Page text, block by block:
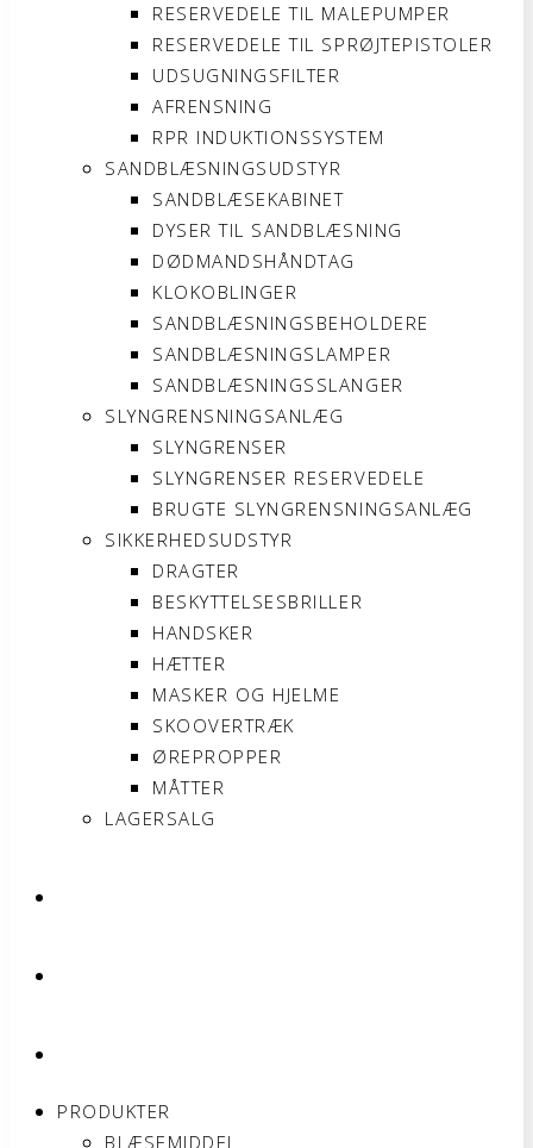
RESERVEDELE TIL MALEPUMPER
RESERVEDELE TIL SPRØJTEPISTOLER
UDSUGNINGSFILTER
AFRENSNING
RPR INDUKTIONSSYSTEM
SANDBLÆSNINGSUDSTYR
SANDBLÆSEKABINET
DYSER TIL SANDBLÆSNING
DØDMANDSHÅNDTAG
KLOKOBLINGER
SANDBLÆSNINGSBEHOLDERE
SANDBLÆSNINGSLAMPER
SANDBLÆSNINGSSLANGER
SLYNGRENSNINGSANLÆG
SLYNGRENSER
SLYNGRENSER RESERVEDELE
BRUGTE SLYNGRENSNINGSANLÆG
SIKKERHEDSUDSTYR
DRAGTER
BESKYTTELSESBRILLER
HANDSKER
HÆTTER
MASKER OG HJELME
SKOOVERTRÆK
ØREPROPPER
MÅTTER
LAGERSALG
PRODUKTER
BLÆSEMIDDEL